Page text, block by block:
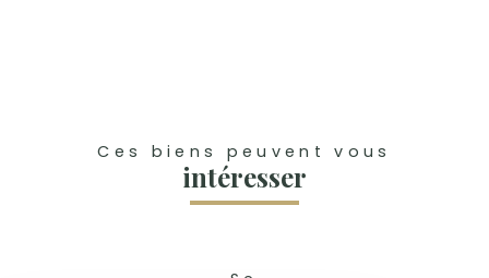
Ces biens peuvent vous
intéresser